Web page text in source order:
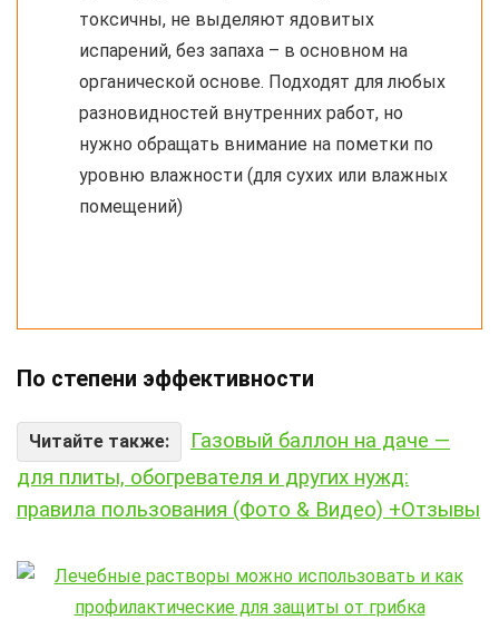
токсичны, не выделяют ядовитых
испарений, без запаха – в основном на
органической основе. Подходят для любых
разновидностей внутренних работ, но
нужно обращать внимание на пометки по
уровню влажности (для сухих или влажных
помещений)
По степени эффективности
Читайте также:
Газовый баллон на даче —
для плиты, обогревателя и других нужд:
правила пользования (Фото & Видео) +Отзывы